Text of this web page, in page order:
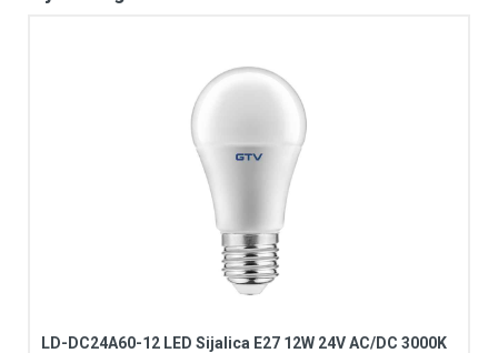
LD-DC24A60-12 LED Sijalica E27 12W 24V AC/DC 3000K